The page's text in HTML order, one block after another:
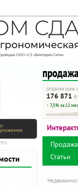
-
СРЕДНЯЯ ЦЕНА
176 871
↑ 7,5% за 12 мес.
Статьи